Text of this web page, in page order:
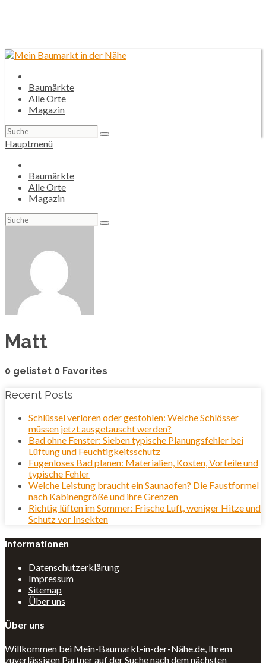
Baumärkte
Alle Orte
Magazin
Suchen
nach:
Hauptmenü
Baumärkte
Alle Orte
Magazin
Suchen
nach:
Matt
0 gelistet 0 Favorites
Recent Posts
Schlüssel verloren oder gestohlen: Welche Schlösser
müssen jetzt ausgetauscht werden?
Bad ohne Fenster: Sieben typische Planungsfehler bei
Lüftung und Feuchtigkeitsschutz
Fugenloses Bad planen: Materialien, Kosten, Vorteile und
typische Fehler
Welche Leistung braucht ein Saunaofen? Die Faustformel
nach Kabinengröße und ihre Grenzen
Richtig lüften im Sommer: Frische Luft, weniger Hitze und
Schutz vor Insekten
Informationen
Datenschutzerklärung
Impressum
Sitemap
Über uns
Über uns
Willkommen bei Mein-Baumarkt-in-der-Nähe.de, Ihrem
zuverlässigen Partner auf der Suche nach dem nächsten